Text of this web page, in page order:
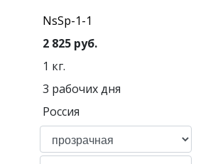
2 825 руб.
1 кг.
3 рабочих дня
Россия